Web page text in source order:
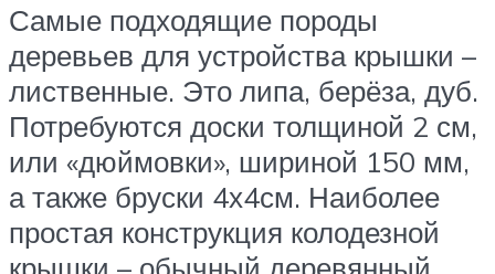
Самые подходящие породы
деревьев для устройства крышки –
лиственные. Это липа, берёза, дуб.
Потребуются доски толщиной 2 см,
или «дюймовки», шириной 150 мм,
а также бруски 4х4см. Наиболее
простая конструкция колодезной